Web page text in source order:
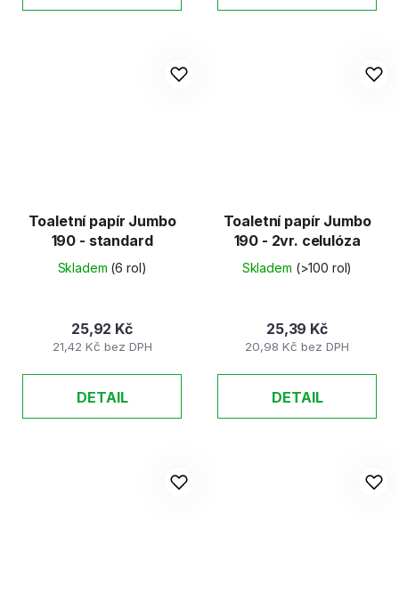
Toaletní papír Jumbo
190 - standard
Skladem (6 rol)
21,42 Kč bez DPH
25,92 Kč
DETAIL
Toaletní papír Jumbo
190 - 2vr. celulóza
Skladem (>100 rol)
20,98 Kč bez DPH
25,39 Kč
DETAIL